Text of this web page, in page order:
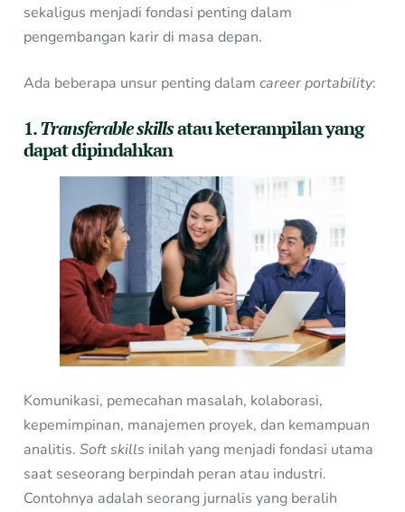
sekaligus menjadi fondasi penting dalam
pengembangan karir di masa depan.
Ada beberapa unsur penting dalamcareer portability:
1.Transferable skillsatau keterampilan yang
dapat dipindahkan
Komunikasi, pemecahan masalah, kolaborasi,
kepemimpinan, manajemen proyek, dan kemampuan
analitis.Soft skills inilah yang menjadi fondasi utama
saat seseorang berpindah peran atau industri.
Contohnya adalah seorang jurnalis yang beralih